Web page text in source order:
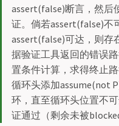
assert(false)断言，然后
证。倘若assert(false)不
assert(false)可达，则存
据验证工具返回的错误
置条件计算，求得终止
循环头添加assume(not
环，直至循环头位置不
证通过（剩余未被